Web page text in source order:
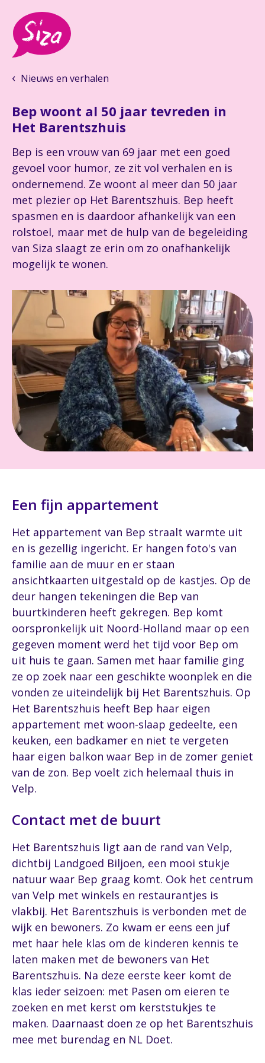
Nieuws en verhalen
Bep woont al 50 jaar tevreden in
Het Barentszhuis
Bep is een vrouw van 69 jaar met een goed
gevoel voor humor, ze zit vol verhalen en is
ondernemend. Ze woont al meer dan 50 jaar
met plezier op Het Barentszhuis. Bep heeft
spasmen en is daardoor afhankelijk van een
rolstoel, maar met de hulp van de begeleiding
van Siza slaagt ze erin om zo onafhankelijk
mogelijk te wonen.
Een fijn appartement
Het appartement van Bep straalt warmte uit
en is gezellig ingericht. Er hangen foto's van
familie aan de muur en er staan
ansichtkaarten uitgestald op de kastjes. Op de
deur hangen tekeningen die Bep van
buurtkinderen heeft gekregen. Bep komt
oorspronkelijk uit Noord-Holland maar op een
gegeven moment werd het tijd voor Bep om
uit huis te gaan. Samen met haar familie ging
ze op zoek naar een geschikte woonplek en die
vonden ze uiteindelijk bij Het Barentszhuis. Op
Het Barentszhuis heeft Bep haar eigen
appartement met woon-slaap gedeelte, een
keuken, een badkamer en niet te vergeten
haar eigen balkon waar Bep in de zomer geniet
van de zon. Bep voelt zich helemaal thuis in
Velp.
Contact met de buurt
Het Barentszhuis ligt aan de rand van Velp,
dichtbij Landgoed Biljoen, een mooi stukje
natuur waar Bep graag komt. Ook het centrum
van Velp met winkels en restaurantjes is
vlakbij. Het Barentszhuis is verbonden met de
wijk en bewoners. Zo kwam er eens een juf
met haar hele klas om de kinderen kennis te
laten maken met de bewoners van Het
Barentszhuis. Na deze eerste keer komt de
klas ieder seizoen: met Pasen om eieren te
zoeken en met kerst om kerststukjes te
maken. Daarnaast doen ze op het Barentszhuis
mee met burendag en NL Doet.